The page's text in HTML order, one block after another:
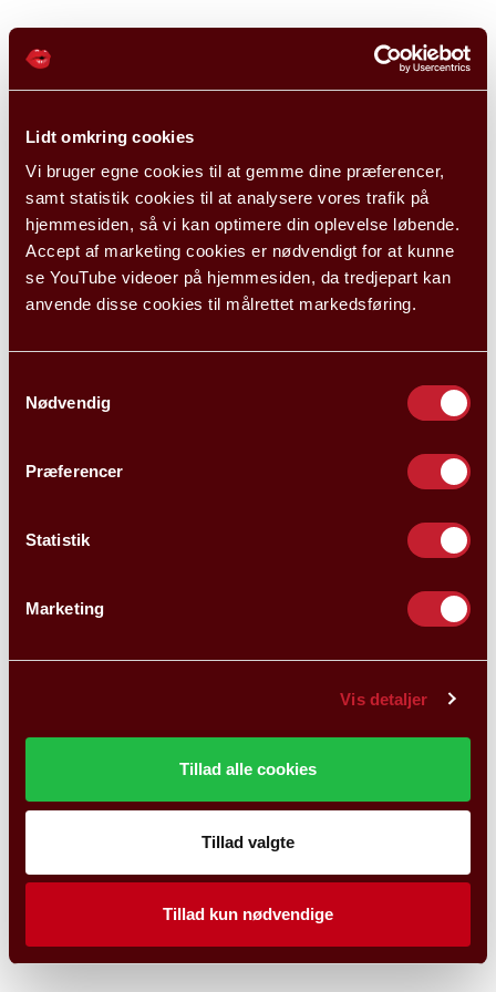
Lidt omkring cookies
Vi bruger egne cookies til at gemme dine præferencer,
samt statistik cookies til at analysere vores trafik på
hjemmesiden, så vi kan optimere din oplevelse løbende.
Accept af marketing cookies er nødvendigt for at kunne
se YouTube videoer på hjemmesiden, da tredjepart kan
anvende disse cookies til målrettet markedsføring.
Nødvendig
Præferencer
Statistik
Marketing
Vis detaljer
Tillad alle cookies
Tillad valgte
Tillad kun nødvendige